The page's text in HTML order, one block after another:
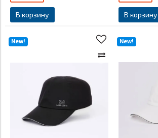
В корзину В корзину
New! New!